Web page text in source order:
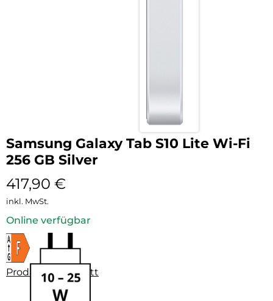
Samsung Galaxy Tab S10 Lite Wi-Fi
256 GB Silver
417,90 €
inkl. MwSt.
Online verfügbar
Produktdatenblatt